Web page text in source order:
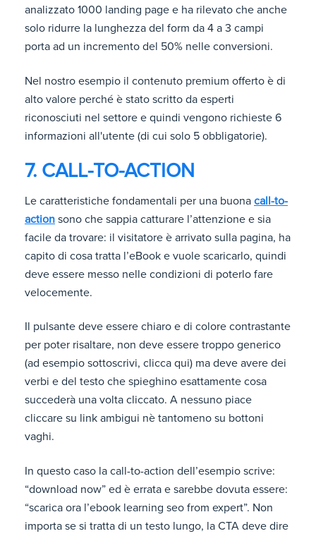
analizzato 1000 landing page e ha rilevato che anche
solo ridurre la lunghezza del form da 4 a 3 campi
porta ad un incremento del 50% nelle conversioni.
Nel nostro esempio il contenuto premium offerto è di
alto valore perché è stato scritto da esperti
riconosciuti nel settore e quindi vengono richieste 6
informazioni all'utente (di cui solo 5 obbligatorie).
7. CALL-TO-ACTION
Le caratteristiche fondamentali per una buona call-to-
action sono che sappia catturare l’attenzione e sia
facile da trovare: il visitatore è arrivato sulla pagina, ha
capito di cosa tratta l’eBook e vuole scaricarlo, quindi
deve essere messo nelle condizioni di poterlo fare
velocemente.
Il pulsante deve essere chiaro e di colore contrastante
per poter risaltare, non deve essere troppo generico
(ad esempio sottoscrivi, clicca qui) ma deve avere dei
verbi e del testo che spieghino esattamente cosa
succederà una volta cliccato. A nessuno piace
cliccare su link ambigui nè tantomeno su bottoni
vaghi.
In questo caso la call-to-action dell’esempio scrive:
“download now” ed è errata e sarebbe dovuta essere:
“scarica ora l’ebook learning seo from expert”. Non
importa se si tratta di un testo lungo, la CTA deve dire